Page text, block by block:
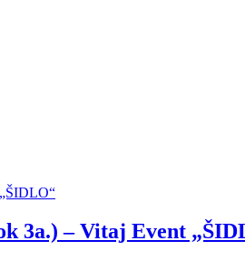
3a.) – Vitaj Event